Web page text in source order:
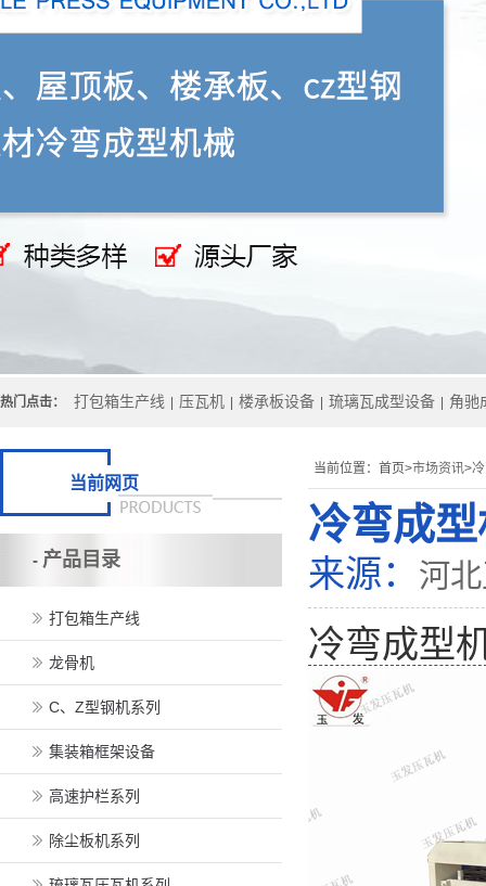
热门点击： 打包箱生产线 压瓦机 楼承板设备 琉璃瓦成型设备 角驰
当前位置： 首页>市场资讯>
冷弯成
来源： 河
冷弯成型
当前网页
- 产品目录
打包箱生产线
龙骨机
C、Z型钢机系列
集装箱框架设备
高速护栏系列
除尘板机系列